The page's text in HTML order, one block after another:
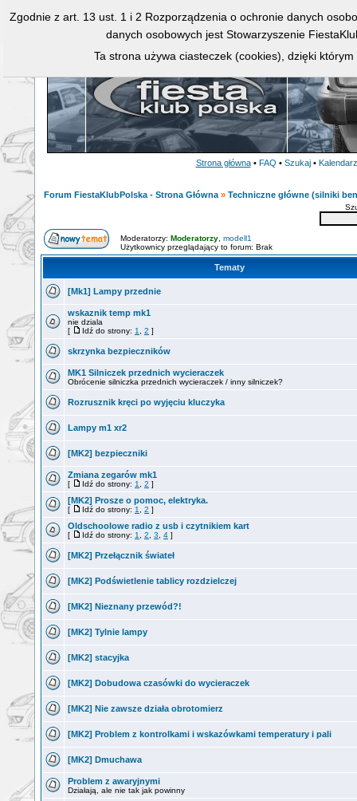
Strona główna • FAQ • Szukaj • Kalendarz
Forum FiestaKlubPolska - Strona Główna » Techniczne główne (silniki
Moderatorzy: Moderatorzy modell1
Użytkownicy przeglądający to forum: Brak
Tematy
[Mk1] Lampy przednie
wskaznik temp mk1
nie dziala
[
Idź do strony: 1 2 ]
skrzynka bezpieczników
MK1 Silniczek przednich wycieraczek
Obrócenie silniczka przednich wycieraczek / inny silniczek?
Rozrusznik kręci po wyjęciu kluczyka
Lampy m1 xr2
[MK2] bezpieczniki
Zmiana zegarów mk1
[ Idź do strony: 1 2 ]
[MK2] Prosze o pomoc, elektryka.
[ Idź do strony: 1 2 ]
Oldschoolowe radio z usb i czytnikiem kart
[ Idź do strony: 1 2 3 4 ]
[MK2] Przełącznik świateł
[MK2] Podświetlenie tablicy rozdzielczej
[MK2] Nieznany przewód?!
[MK2] Tylnie lampy
[MK2] stacyjka
[MK2] Dobudowa czasówki do wycieraczek
[MK2] Nie zawsze działa obrotomierz
[MK2] Problem z kontrolkami i wskazówkami temperatury i pali
[MK2] Dmuchawa
Problem z awaryjnymi
Działają, ale nie tak jak powinny
Zgodnie z art. 13 ust. 1 i 2 Rozporządzenia o ochronie danych
danych osobowych jest Stowarzyszenie
Ta strona używa ciasteczek (cookies), dzięki